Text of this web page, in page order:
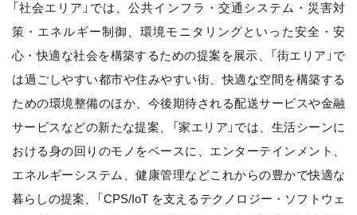
「社会エリア」では、公共インフラ・交通システム・災害対
策・エネルギー制御、環境モニタリングといった安全・安
心・快適な社会を構築するための提案を展示、「街エリア」で
は過ごしやすい都市や住みやすい街、快適な空間を構築する
ための環境整備のほか、今後期待される配送サービスや金融
サービスなどの新たな提案、「家エリア」では、生活シーンに
おける身の回りのモノをベースに、エンターテインメント、
エネルギーシステム、健康管理などこれからの豊かで快適な
暮らしの提案、「CPS/IoT を支えるテクノロジー・ソフトウェ